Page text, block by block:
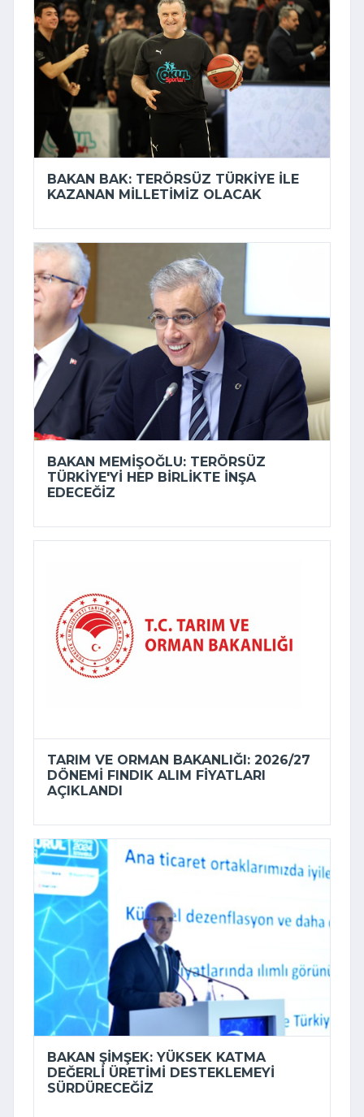
BAKAN BAK: TERÖRSÜZ TÜRKIYE ILE
KAZANAN MILLETIMIZ OLACAK
BAKAN MEMIŞOĞLU: TERÖRSÜZ
TÜRKIYE'YI HEP BIRLIKTE INŞA
EDECEĞIZ
TARIM VE ORMAN BAKANLIĞI: 2026/27
DÖNEMI FINDIK ALIM FIYATLARI
AÇIKLANDI
BAKAN ŞIMŞEK: YÜKSEK KATMA
DEĞERLI ÜRETIMI DESTEKLEMEYI
SÜRDÜRECEĞIZ